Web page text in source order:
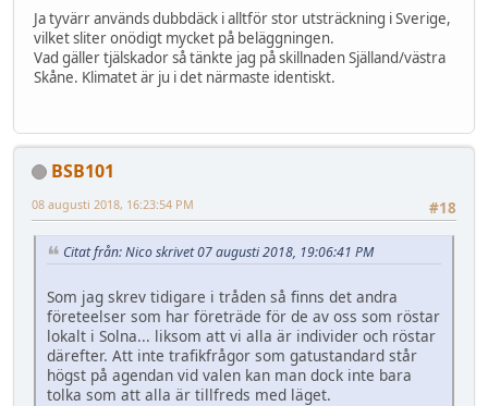
Ja tyvärr används dubbdäck i alltför stor utsträckning i Sverige,
vilket sliter onödigt mycket på beläggningen.
Vad gäller tjälskador så tänkte jag på skillnaden Själland/västra
Skåne. Klimatet är ju i det närmaste identiskt.
BSB101
#18
08 augusti 2018, 16:23:54 PM
Citat från: Nico skrivet 07 augusti 2018, 19:06:41 PM
Som jag skrev tidigare i tråden så finns det andra
företeelser som har företräde för de av oss som röstar
lokalt i Solna... liksom att vi alla är individer och röstar
därefter. Att inte trafikfrågor som gatustandard står
högst på agendan vid valen kan man dock inte bara
tolka som att alla är tillfreds med läget.